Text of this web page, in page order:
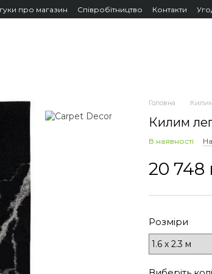
про магазин Співробітництво Контакти
Головна
Килим
В наявності
20 748
Розміри